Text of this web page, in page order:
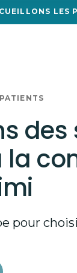
LES
des
la
pour